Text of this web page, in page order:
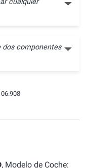
cualquier
dos componentes
, Modelo de Coche: